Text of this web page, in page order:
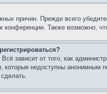
причин. Прежде всего
конференции. Также возможно,
зависит от того, как
которые недоступны анонимным